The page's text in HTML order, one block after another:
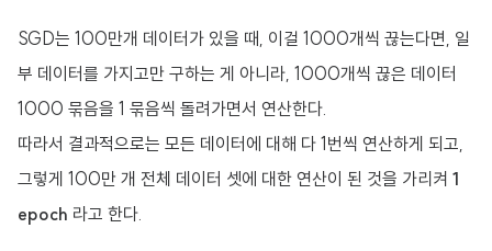
SGD는 100만개 데이터가 있을 때, 이걸 1000개씩 끊는다면, 일
부 데이터를 가지고만 구하는 게 아니라, 1000개씩 끊은 데이터
1000 묶음을 1 묶음씩 돌려가면서 연산한다.
따라서 결과적으로는 모든 데이터에 대해 다 1번씩 연산하게 되고,
그렇게 100만 개 전체 데이터 셋에 대한 연산이 된 것을 가리켜 1
epoch 라고 한다.